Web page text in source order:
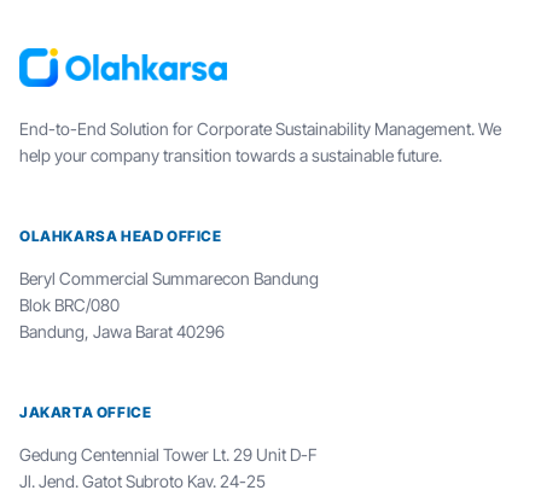
End-to-End Solution for Corporate Sustainability Management. We
help your company transition towards a sustainable future.
OLAHKARSA HEAD OFFICE
Beryl Commercial Summarecon Bandung
Blok BRC/080
Bandung, Jawa Barat 40296
JAKARTA OFFICE
Gedung Centennial Tower Lt. 29 Unit D-F
Jl. Jend. Gatot Subroto Kav. 24-25